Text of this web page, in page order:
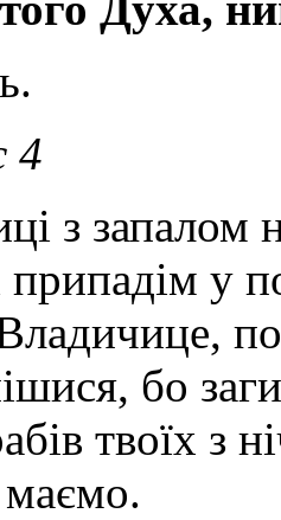
4
з запалом
у
бо
твоїх з